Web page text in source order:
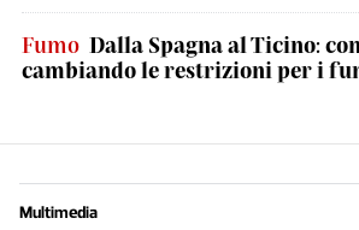
Fumo Dalla Spagna al Ticino:
cambiando le restrizioni per i
Multimedia